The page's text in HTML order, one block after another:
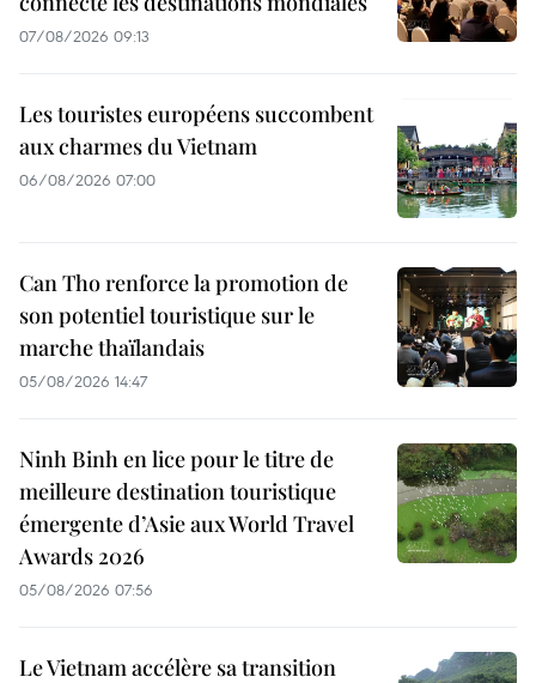
07/08/2026 09:13
Les touristes européens succombent
aux charmes du Vietnam
06/08/2026 07:00
Can Tho renforce la promotion de
son potentiel touristique sur le
marche thaïlandais
05/08/2026 14:47
Ninh Binh en lice pour le titre de
meilleure destination touristique
émergente d’Asie aux World Travel
Awards 2026
05/08/2026 07:56
Le Vietnam accélère sa transition